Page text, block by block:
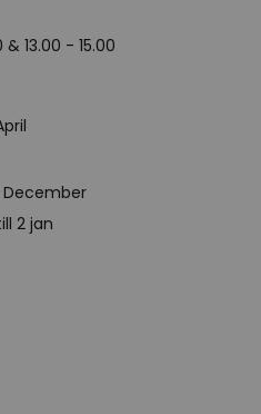
13.00 - 15.00
December
2 jan